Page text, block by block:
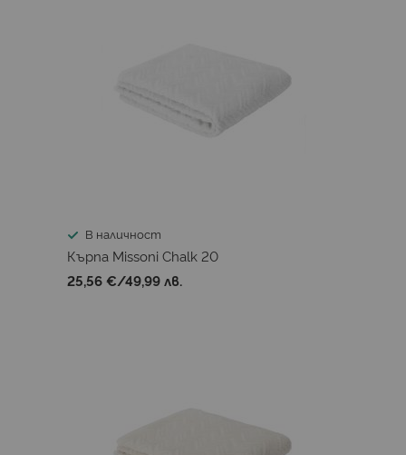
В наличност
Кърпа Missoni Chalk 20
25,56 €/49,99 лв.